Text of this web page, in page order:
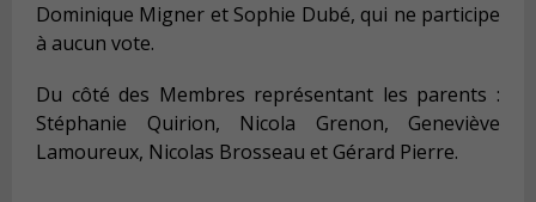
Dominique Migner et Sophie Dubé, qui ne participe
à aucun vote.
Du côté des Membres représentant les parents :
Stéphanie Quirion, Nicola Grenon, Geneviève
Lamoureux, Nicolas Brosseau et Gérard Pierre.